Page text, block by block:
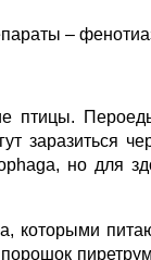
–
птицы.
заразиться
но для
которыми